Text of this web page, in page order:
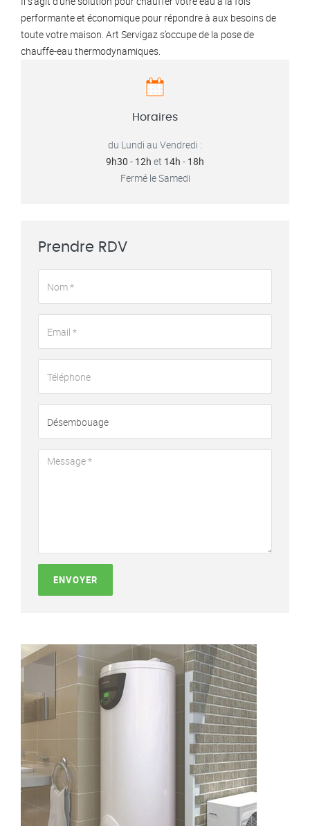
performante et économique pour répondre à aux besoins de
toute votre maison. Art Servigaz s’occupe de la pose de
chauffe-eau thermodynamiques.
Horaires
du Lundi au Vendredi :
9h30 - 12h et 14h - 18h
Fermé le Samedi
Prendre RDV
ENVOYER